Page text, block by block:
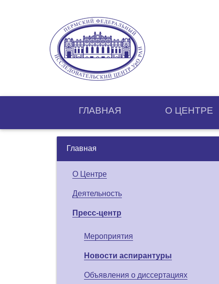
ГЛАВНАЯ О ЦЕНТРE
Главная
О Центре
Деятельность
Пресс-центр
Мероприятия
Новости аспирантуры
Объявления о диссертациях